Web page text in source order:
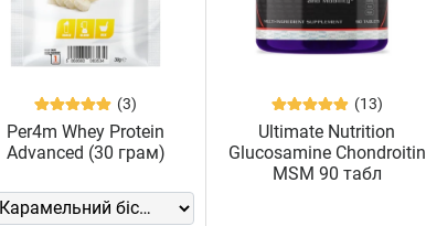
(3)
Per4m Whey Protein
Advanced (30 грам)
(13)
Ultimate Nutrition
Glucosamine Chondroitin
MSM 90 табл